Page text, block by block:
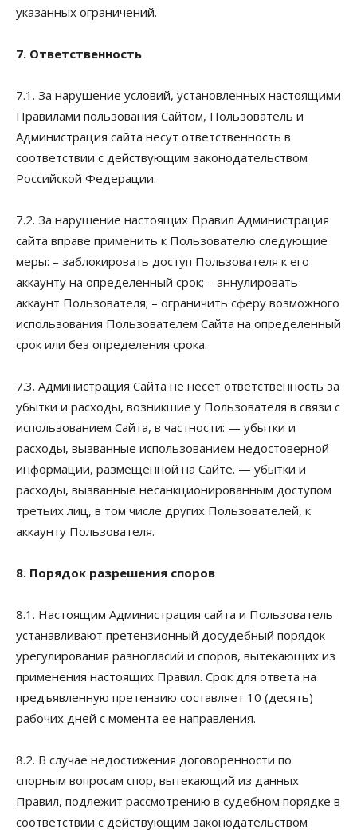
указанных ограничений.
7. Ответственность
7.1. За нарушение условий, установленных настоящими
Правилами пользования Сайтом, Пользователь и
Администрация сайта несут ответственность в
соответствии с действующим законодательством
Российской Федерации.
7.2. За нарушение настоящих Правил Администрация
сайта вправе применить к Пользователю следующие
меры: – заблокировать доступ Пользователя к его
аккаунту на определенный срок; – аннулировать
аккаунт Пользователя; – ограничить сферу возможного
использования Пользователем Сайта на определенный
срок или без определения срока.
7.3. Администрация Сайта не несет ответственность за
убытки и расходы, возникшие у Пользователя в связи с
использованием Сайта, в частности: — убытки и
расходы, вызванные использованием недостоверной
информации, размещенной на Сайте. — убытки и
расходы, вызванные несанкционированным доступом
третьих лиц, в том числе других Пользователей, к
аккаунту Пользователя.
8. Порядок разрешения споров
8.1. Настоящим Администрация сайта и Пользователь
устанавливают претензионный досудебный порядок
урегулирования разногласий и споров, вытекающих из
применения настоящих Правил. Срок для ответа на
предъявленную претензию составляет 10 (десять)
рабочих дней с момента ее направления.
8.2. В случае недостижения договоренности по
спорным вопросам спор, вытекающий из данных
Правил, подлежит рассмотрению в судебном порядке в
соответствии с действующим законодательством